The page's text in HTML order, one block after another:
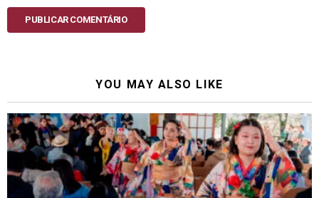
PUBLICAR COMENTÁRIO
YOU MAY ALSO LIKE